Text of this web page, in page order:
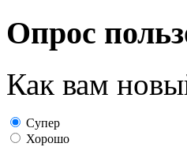
Опрос
Как вам
Супер
Хорошо